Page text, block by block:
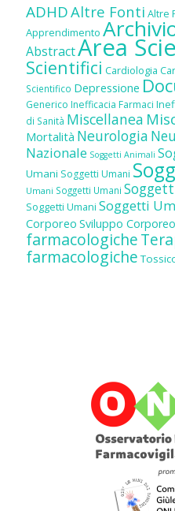
ADHDAltre Fonti Altre
Apprendimento
AbstractArea
Scientifici Cardiologia
Scientifico Depressione
Generico Inefficacia Farmaci
di Sanità Miscellanea
Mortalità Neurologia
Nazionale Soggetti Animali
Umani Soggetti Umani
Umani Soggetti Umani
Soggetti Umani Soggetti
Corporeo Sviluppo Corporeo
farmacologiche
farmacologiche